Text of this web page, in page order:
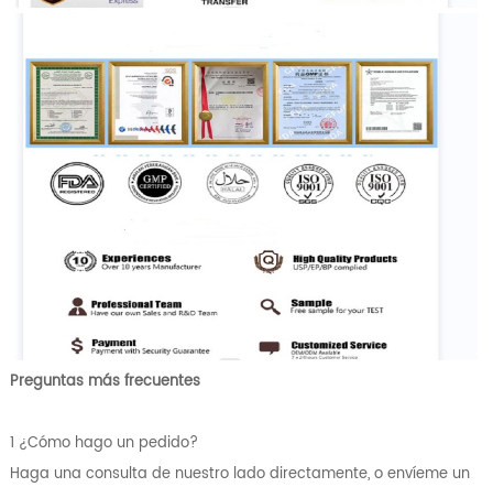
Preguntas más frecuentes
1 ¿Cómo hago un pedido?
Haga una consulta de nuestro lado directamente, o envíeme un